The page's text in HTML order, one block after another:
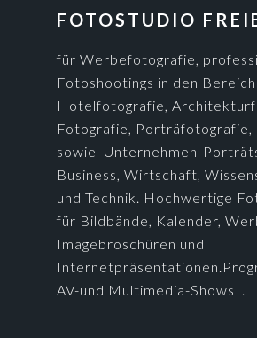
FOOTER
FOTOSTUDIO
für Werbefotografie,
Fotoshootings in den
Hotelfotografie,
Fotografie,
sowie Unternehmen-
Business, Wirtschaft,
und Technik. Hochwertige
für Bildbände, Kalender,
Imagebroschüren und
AV-und Multimedia-Shows .